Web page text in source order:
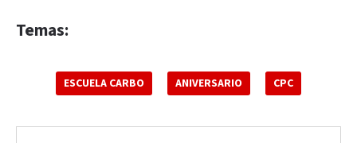
Temas:
ESCUELA CARBO ANIVERSARIO CPC